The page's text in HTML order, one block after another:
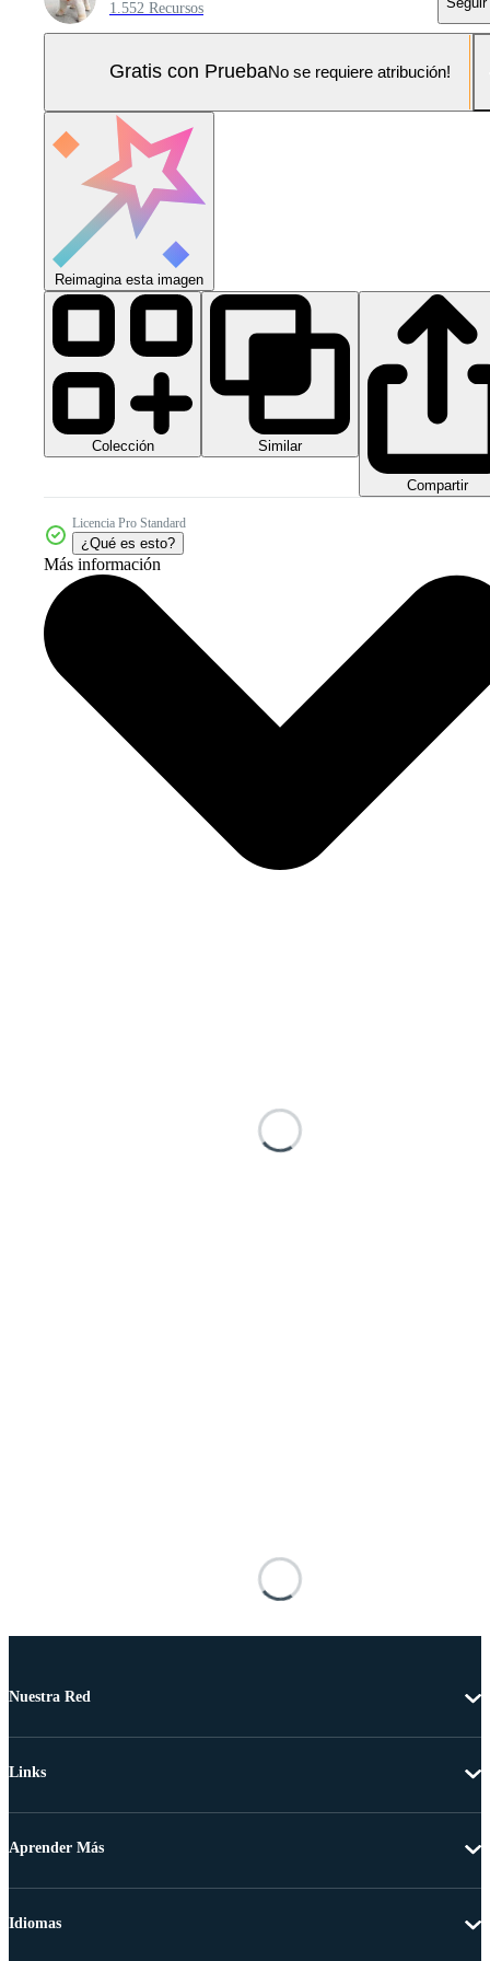
1.552 Recursos
Gratis con PruebaNo se requiere atribución!
Reimagina esta imagen
Colección Similar
Compartir
Licencia Pro Standard
¿Qué es esto?
Más información
Nuestra Red
Links
Aprender Más
Idiomas